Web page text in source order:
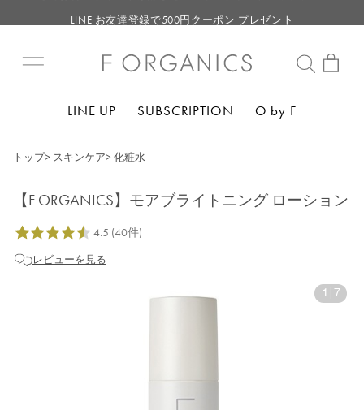
LINE お友達登録で500円クーポン プレゼント
【重要】お盆期間中のお問い合わせと商品配送に関しまして
LINE お友達登録で500円クーポン プレゼント
LINE UP SUBSCRIPTION O by F
トップ> スキンケア> 化粧水
【F ORGANICS】モアブライトニング ローション
レビューを見る
1 7